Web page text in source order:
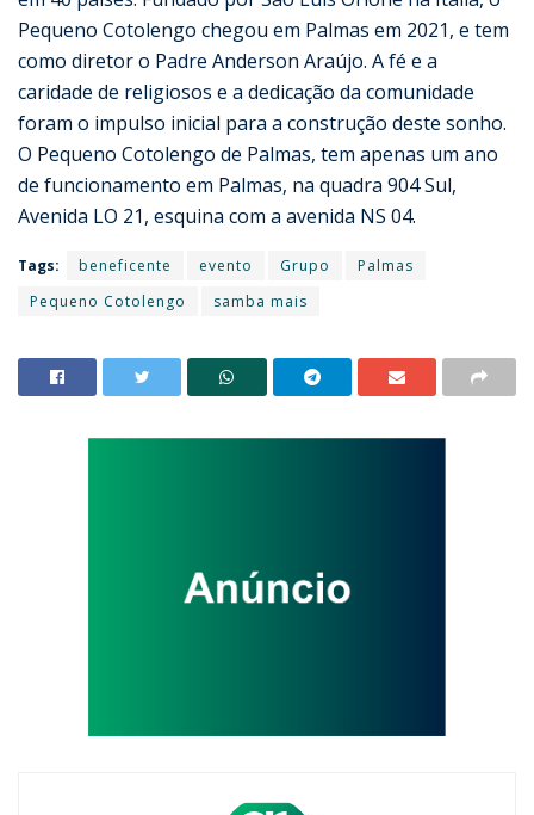
Pequeno Cotolengo chegou em Palmas em 2021, e tem
como diretor o Padre Anderson Araújo. A fé e a
caridade de religiosos e a dedicação da comunidade
foram o impulso inicial para a construção deste sonho.
O Pequeno Cotolengo de Palmas, tem apenas um ano
de funcionamento em Palmas, na quadra 904 Sul,
Avenida LO 21, esquina com a avenida NS 04.
Tags: beneficente evento Grupo
Palmas
Pequeno Cotolengo
samba mais